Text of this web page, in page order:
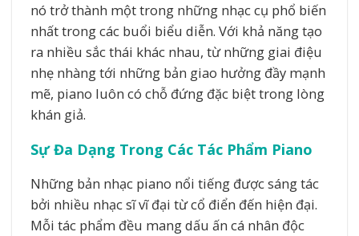
nó trở thành một trong những nhạc cụ phổ biến
nhất trong các buổi biểu diễn. Với khả năng tạo
ra nhiều sắc thái khác nhau, từ những giai điệu
nhẹ nhàng tới những bản giao hưởng đầy mạnh
mẽ, piano luôn có chỗ đứng đặc biệt trong lòng
khán giả.
Sự Đa Dạng Trong Các Tác Phẩm Piano
Những bản nhạc piano nổi tiếng được sáng tác
bởi nhiều nhạc sĩ vĩ đại từ cổ điển đến hiện đại.
Mỗi tác phẩm đều mang dấu ấn cá nhân độc